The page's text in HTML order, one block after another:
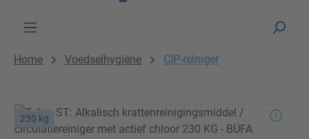
Home Voedselhygiëne CIP-reiniger
230 kg